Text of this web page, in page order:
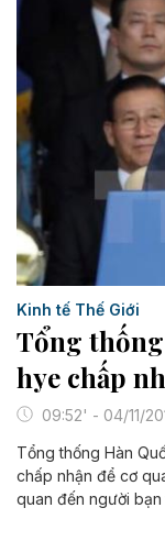
Kinh tế Thế Giới
Tổng
hye chấp
09:52' - 04/11/
Tổng thống Hàn
chấp nhận để cơ
quan đến người bạn